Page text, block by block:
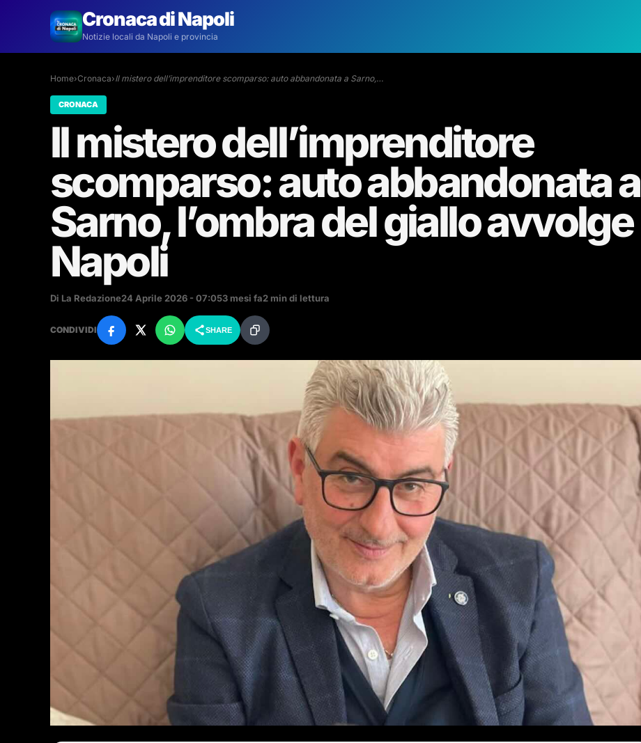
Cronaca di Napoli
Notizie locali da Napoli e provincia
Home›Cronaca›Il mistero dell’imprenditore scomparso: auto abbandonata a Sarno,…
CRONACA
Il mistero dell’imprenditore
scomparso: auto abbandonata a
Sarno, l’ombra del giallo avvolge
Napoli
Di La Redazione24 Aprile 2026 - 07:053 mesi fa2 min di lettura
CONDIVIDI SHARE